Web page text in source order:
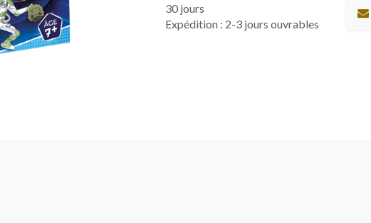
30 jours
Expédition : 2-3 jours ouvrables